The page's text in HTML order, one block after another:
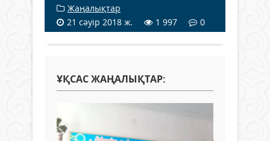
Жаңалықтар
21 сәуір 2018 ж.
1 997 0
ҰҚСАС ЖАҢАЛЫҚТАР: